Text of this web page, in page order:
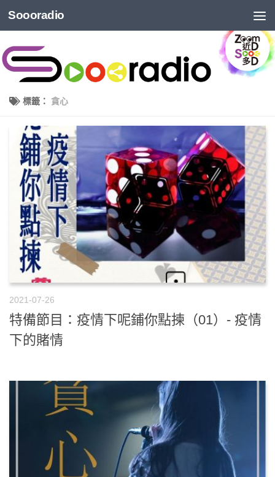
Soooradio
標籤： 貪心
2021-07-26
特備節目：疫情下呢鋪你點揀（01）- 疫情
下的賭情